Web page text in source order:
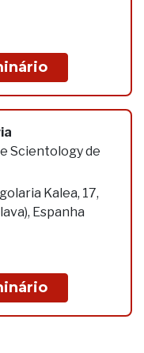
Scientology de
Kalea, 17,
Espanha